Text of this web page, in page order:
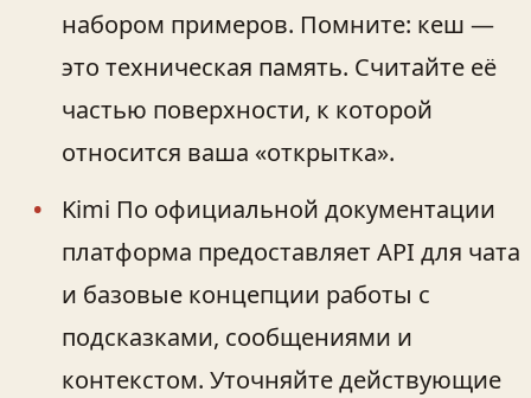
набором примеров. Помните: кеш —
это техническая память. Считайте её
частью поверхности, к которой
относится ваша «открытка».
Kimi По официальной документации
платформа предоставляет API для чата
и базовые концепции работы с
подсказками, сообщениями и
контекстом. Уточняйте действующие